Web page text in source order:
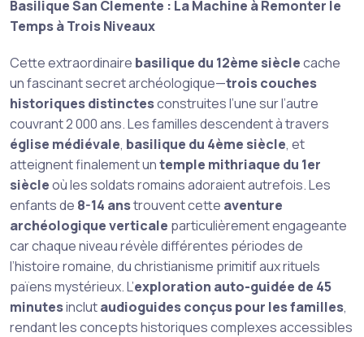
Basilique San Clemente : La Machine à Remonter le
Temps à Trois Niveaux
Cette extraordinaire basilique du 12ème sièclecache
un fascinant secret archéologique—trois couches
historiques distinctesconstruites l’une sur l’autre
couvrant 2 000 ans. Les familles descendent à travers
église médiévale, basilique du 4ème siècle, et
atteignent finalement untemple mithriaque du 1er
siècleoù les soldats romains adoraient autrefois. Les
enfants de 8-14 anstrouvent cette aventure
archéologique verticale particulièrement engageante
car chaque niveau révèle différentes périodes de
l’histoire romaine, du christianisme primitif aux rituels
païens mystérieux. L’exploration auto-guidée de 45
minutesinclutaudioguides conçus pour les familles,
rendant les concepts historiques complexes accessibles